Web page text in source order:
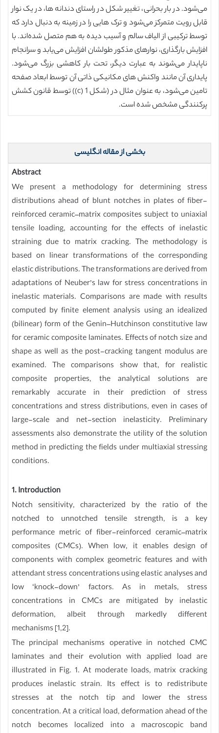
می‌شود. در بار بحرانی، تغییر شکل در راستای دندانه ها، در یک نوار
قابل رویت متمرکز می‌شود و ترک هایی را در زمینه به دنبال دارد که
توسط ترکیبی از الیاف سالم و آسیب دیده به هم متصل شده‌اند. با
افزایش بارگذاری، نوارهای مذکور طولشان افزایش می‌یابد و سرانجام
ناپایدار می‌شوند به عبارت دیگر، تحت بار کاهشی بزرگ می‌شود.
پایداری آن مانند واکنش های مکانیکی ذاتی آن توسط ابعاد صفحه
تامین می‌شود، به عنوان مثال در (شکل 1 (c)) توسط قانون کشش
پرکنندگی مشخص شده است.
بخشی از مقاله انگلیسی
Abstract
We present a methodology for determining stress
distributions ahead of blunt notches in plates of fiber-
reinforced ceramic–matrix composites subject to uniaxial
tensile loading, accounting for the effects of inelastic
straining due to matrix cracking. The methodology is
based on linear transformations of the corresponding
elastic distributions. The transformations are derived from
adaptations of Neuber’s law for stress concentrations in
inelastic materials. Comparisons are made with results
computed by finite element analysis using an idealized
(bilinear) form of the Genin–Hutchinson constitutive law
for ceramic composite laminates. Effects of notch size and
shape as well as the post-cracking tangent modulus are
examined. The comparisons show that, for realistic
composite properties, the analytical solutions are
remarkably accurate in their prediction of stress
concentrations and stress distributions, even in cases of
large-scale and net-section inelasticity. Preliminary
assessments also demonstrate the utility of the solution
method in predicting the fields under multiaxial stressing
conditions.
1. Introduction
Notch sensitivity, characterized by the ratio of the
notched to unnotched tensile strength, is a key
performance metric of fiber-reinforced ceramic–matrix
composites (CMCs). When low, it enables design of
components with complex geometric features and with
attendant stress concentrations using elastic analyses and
low ‘knock-down’ factors. As in metals, stress
concentrations in CMCs are mitigated by inelastic
deformation, albeit through markedly different
mechanisms [1,2].
The principal mechanisms operative in notched CMC
laminates and their evolution with applied load are
illustrated in Fig. 1. At moderate loads, matrix cracking
produces inelastic strain. Its effect is to redistribute
stresses at the notch tip and lower the stress
concentration. At a critical load, deformation ahead of the
notch becomes localized into a macroscopic band